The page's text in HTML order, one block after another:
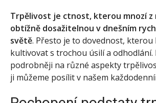
Trpělivost je ctnost, kterou mnozí z
obtížně dosažitelnou v dnešním
světě. Přesto je to dovednost, kterou
kultivovat s trochou úsilí a odhodlání.
podrobněji na různé aspekty
ji můžeme posílit v našem